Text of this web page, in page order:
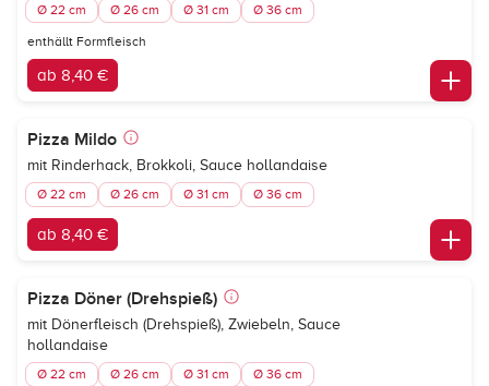
Ø 22 cm Ø 26 cm Ø 31 cm Ø 36 cm
enthällt Formfleisch
ab 8,40 €
Pizza Mildo
mit Rinderhack, Brokkoli, Sauce hollandaise
Ø 22 cm Ø 26 cm Ø 31 cm Ø 36 cm
ab 8,40 €
Pizza Döner (Drehspieß)
mit Dönerfleisch (Drehspieß), Zwiebeln, Sauce
hollandaise
Ø 22 cm Ø 26 cm Ø 31 cm Ø 36 cm